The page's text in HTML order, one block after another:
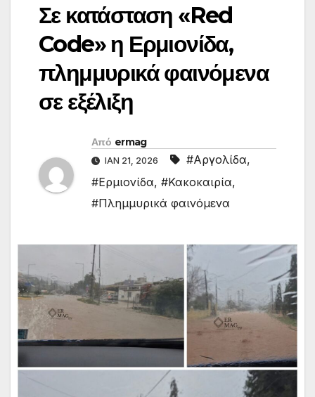
Σε κατάσταση «Red
Code» η Ερμιονίδα,
πλημμυρικά φαινόμενα
σε εξέλιξη
Από ermag
ΙΑΝ 21, 2026 #Αργολίδα,
#Ερμιονίδα, #Κακοκαιρία,
#Πλημμυρικά φαινόμενα